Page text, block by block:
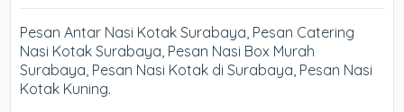
Pesan Antar Nasi Kotak Surabaya, Pesan Catering
Nasi Kotak Surabaya, Pesan Nasi Box Murah
Surabaya, Pesan Nasi Kotak di Surabaya, Pesan Nasi
Kotak Kuning.